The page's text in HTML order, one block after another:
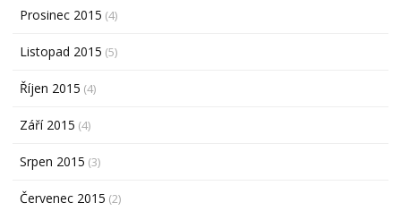
Prosinec 2015 (4)
Listopad 2015 (5)
Říjen 2015 (4)
Září 2015 (4)
Srpen 2015 (3)
Červenec 2015 (2)